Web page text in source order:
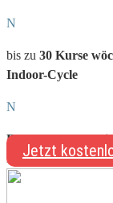
N
bis zu 30 Kurse
Indoor-Cycle
N
Fachpersonal &
Bluthochdruck,
Jetzt